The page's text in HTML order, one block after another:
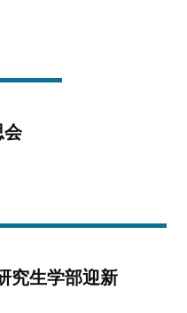
会
究生学部迎新